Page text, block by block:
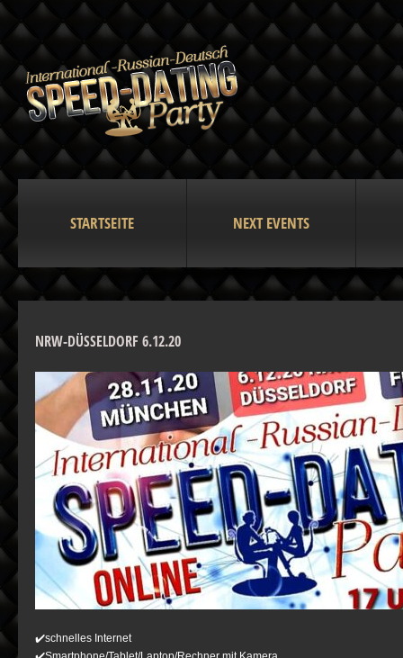
STARTSEITE NEXT EVENTS
NRW-DÜSSELDORF 6.12.20
✔️schnelles Internet